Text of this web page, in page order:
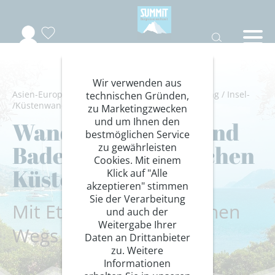
Asien-Europa Türkei/Lykien/ Wandern/Trekking / Insel-
/Küstenwanderungen
Wandern, Strand und
Baden an der lykischen
Küste
Mit Etappen des Lykischen
Wegs
Wir verwenden aus
technischen Gründen,
zu Marketingzwecken
und um Ihnen den
bestmöglichen Service
zu gewährleisten
Cookies. Mit einem
Klick auf "Alle
akzeptieren" stimmen
Sie der Verarbeitung
und auch der
Weitergabe Ihrer
Daten an Drittanbieter
zu. Weitere
Informationen